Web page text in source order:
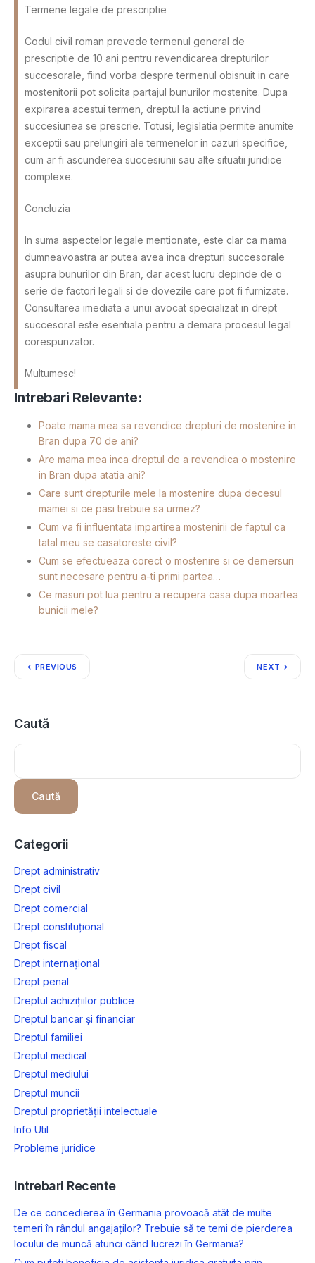
Termene legale de prescriptie
Codul civil roman prevede termenul general de
prescriptie de 10 ani pentru revendicarea drepturilor
succesorale, fiind vorba despre termenul obisnuit in care
mostenitorii pot solicita partajul bunurilor mostenite. Dupa
expirarea acestui termen, dreptul la actiune privind
succesiunea se prescrie. Totusi, legislatia permite anumite
exceptii sau prelungiri ale termenelor in cazuri specifice,
cum ar fi ascunderea succesiunii sau alte situatii juridice
complexe.
Concluzia
In suma aspectelor legale mentionate, este clar ca mama
dumneavoastra ar putea avea inca drepturi succesorale
asupra bunurilor din Bran, dar acest lucru depinde de o
serie de factori legali si de dovezile care pot fi furnizate.
Consultarea imediata a unui avocat specializat in drept
succesoral este esentiala pentru a demara procesul legal
corespunzator.
Multumesc!
Intrebari Relevante:
Poate mama mea sa revendice drepturi de mostenire in
Bran dupa 70 de ani?
Are mama mea inca dreptul de a revendica o mostenire
in Bran dupa atatia ani?
Care sunt drepturile mele la mostenire dupa decesul
mamei si ce pasi trebuie sa urmez?
Cum va fi influentata impartirea mostenirii de faptul ca
tatal meu se casatoreste civil?
Cum se efectueaza corect o mostenire si ce demersuri
sunt necesare pentru a-ti primi partea…
Ce masuri pot lua pentru a recupera casa dupa moartea
bunicii mele?
PREVIOUS NEXT
Caută
Caută
Categorii
Drept administrativ
Drept civil
Drept comercial
Drept constituțional
Drept fiscal
Drept internațional
Drept penal
Dreptul achizițiilor publice
Dreptul bancar și financiar
Dreptul familiei
Dreptul medical
Dreptul mediului
Dreptul muncii
Dreptul proprietății intelectuale
Info Util
Probleme juridice
Intrebari Recente
De ce concedierea în Germania provoacă atât de multe
temeri în rândul angajaților? Trebuie să te temi de pierderea
locului de muncă atunci când lucrezi în Germania?